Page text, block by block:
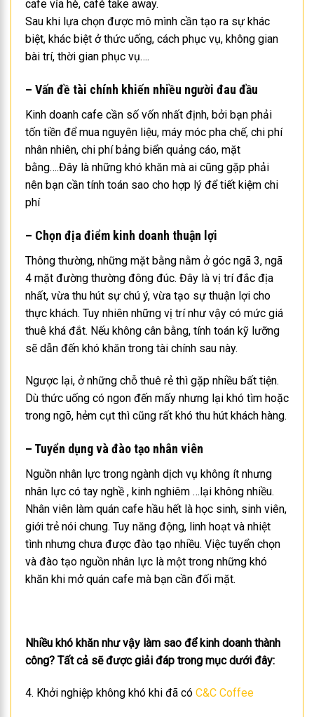
cafe vỉa hè, café take away.
Sau khi lựa chọn được mô mình cần tạo ra sự khác
biệt, khác biệt ở thức uống, cách phục vụ, không gian
bài trí, thời gian phục vụ….
– Vấn đề tài chính khiến nhiều người đau đầu
Kinh doanh cafe cần số vốn nhất định, bởi bạn phải
tốn tiền để mua nguyên liệu, máy móc pha chế, chi phí
nhân nhiên, chi phí bảng biển quảng cáo, mặt
bằng….Đây là những khó khăn mà ai cũng gặp phải
nên bạn cần tính toán sao cho hợp lý để tiết kiệm chi
phí
– Chọn địa điểm kinh doanh thuận lợi
Thông thường, những mặt bằng nằm ở góc ngã 3, ngã
4 mặt đường thường đông đúc. Đây là vị trí đắc địa
nhất, vừa thu hút sự chú ý, vừa tạo sự thuận lợi cho
thực khách. Tuy nhiên những vị trí như vậy có mức giá
thuê khá đắt. Nếu không cân bằng, tính toán kỹ lưỡng
sẽ dẫn đến khó khăn trong tài chính sau này.
Ngược lại, ở những chỗ thuê rẻ thì gặp nhiều bất tiện.
Dù thức uống có ngon đến mấy nhưng lại khó tìm hoặc
trong ngõ, hẻm cụt thì cũng rất khó thu hút khách hàng.
– Tuyển dụng và đào tạo nhân viên
Nguồn nhân lực trong ngành dịch vụ không ít nhưng
nhân lực có tay nghề , kinh nghiêm …lại không nhiều.
Nhân viên làm quán cafe hầu hết là học sinh, sinh viên,
giới trẻ nói chung. Tuy năng động, linh hoạt và nhiệt
tình nhưng chưa được đào tạo nhiều. Việc tuyển chọn
và đào tạo nguồn nhân lực là một trong những khó
khăn khi mở quán cafe mà bạn cần đối mặt.
Nhiều khó khăn như vậy làm sao để kinh doanh thành
công? Tất cả sẽ được giải đáp trong mục dưới đây:
4. Khởi nghiệp không khó khi đã có C&C Coffee